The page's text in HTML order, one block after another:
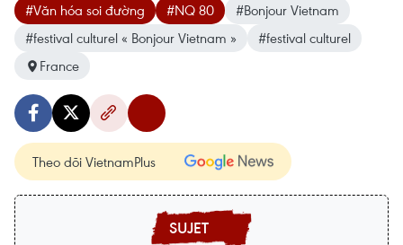
#Văn hóa soi đường #NQ 80
#Bonjour Vietnam
#festival culturel « Bonjour Vietnam »
#festival culturel
France
Theo dõi VietnamPlus